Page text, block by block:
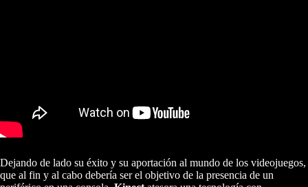
Dejando de lado su éxito y su aportación al mundo de los videojuegos,
que al fin y al cabo debería ser el objetivo de la presencia de un